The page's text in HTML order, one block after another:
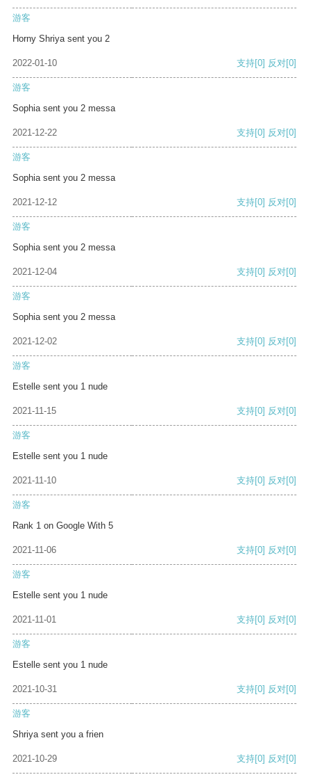
游客
Horny Shriya sent you 2
2022-01-10 支持[0] 反对[0]
游客
Sophia sent you 2 messa
2021-12-22 支持[0] 反对[0]
游客
Sophia sent you 2 messa
2021-12-12 支持[0] 反对[0]
游客
Sophia sent you 2 messa
2021-12-04 支持[0] 反对[0]
游客
Sophia sent you 2 messa
2021-12-02 支持[0] 反对[0]
游客
Estelle sent you 1 nude
2021-11-15 支持[0] 反对[0]
游客
Estelle sent you 1 nude
2021-11-10 支持[0] 反对[0]
游客
Rank 1 on Google With 5
2021-11-06 支持[0] 反对[0]
游客
Estelle sent you 1 nude
2021-11-01 支持[0] 反对[0]
游客
Estelle sent you 1 nude
2021-10-31 支持[0] 反对[0]
游客
Shriya sent you a frien
2021-10-29 支持[0] 反对[0]